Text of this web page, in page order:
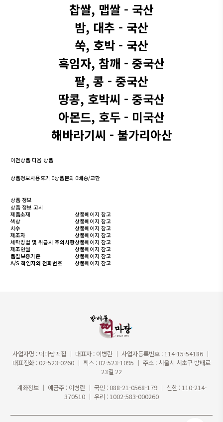
찹쌀, 맵쌀 - 국산
밤, 대추 - 국산
쑥, 호박 - 국산
흑임자, 참깨 - 중국산
팥, 콩 - 중국산
땅콩, 호박씨 - 중국산
아몬드, 호두 - 미국산
해바라기씨 - 불가리아산
이전상품 다음 상품
상품정보사용후기 0상품문의 0배송/교환
상품 정보
상품 정보 고시
제품소재
상품페이지 참고
색상
상품페이지 참고
치수
상품페이지 참고
제조자
상품페이지 참고
세탁방법 및 취급시 주의사항상품페이지 참고
제조연월
상품페이지 참고
품질보증기준
상품페이지 참고
A/S 책임자와 전화번호
상품페이지 참고
사업자명 : 떡마당떡집 ｜ 대표자 : 이병란 ｜ 사업자등록번호 : 114-15-54186 ｜
대표전화 : 02-523-0260 ｜ 팩스 : 02-523-1095 ｜ 주소 : 서울시 서초구 방배로
23길 22
계좌정보 ｜ 예금주 : 이병란 ｜ 국민 : 088-21-0568-179 ｜ 신한 : 110-214-
370510 ｜ 우리 : 1002-583-000260